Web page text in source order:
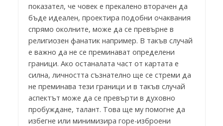
показател, че човек е прекалено вторачен да
бъде идеален, проектира подобни очаквания
спрямо околните, може да се превърне в
религиозен фанатик например. В такъв случай
е важно да не се преминават определени
граници. Ако останалата част от картата е
силна, личността съзнателно ще се стреми да
не преминава тези граници и в такъв случай
аспектът може да се превърти в духовно
пробуждане, талант. Това ще му помогне да
избегне или минимизира горе-изброени